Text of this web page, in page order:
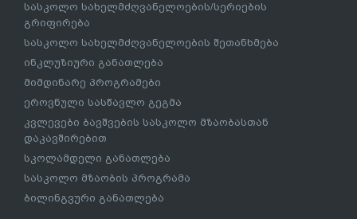
სასკოლო სახელმძღვანელოების/სერიების
გრიფირება
სასკოლო სახელმძღვანელოების შეთანხმება
ინკლუზიური განათლება
მიმდინარე პროგრამები
ეროვნული სასწავლო გეგმა
კვლევები ბავშვების სასკოლო მზაობასთან
დაკავშირებით
სკოლამდელი განათლება
სასკოლო მზაობის პროგრამა
ბილინგვური განათლება